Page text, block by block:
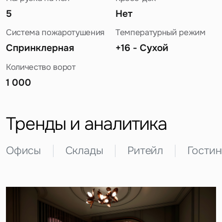
5 Нет
Система пожаротушения
Спринклерная
Температурный режим
+16 - Сухой
Количество ворот
1 000
Тренды и аналитика
Офисы Склады Ритейл
Предложение
Это обязательное поле